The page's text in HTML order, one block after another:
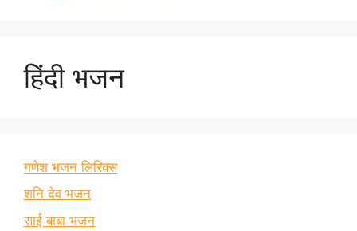
हिंदी भजन
गणेश भजन लिरिक्स
शनि देव भजन
साई बाबा भजन